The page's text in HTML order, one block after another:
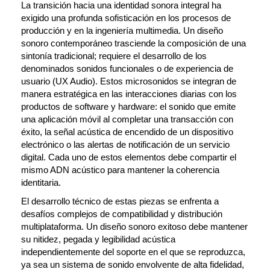
La transición hacia una identidad sonora integral ha
exigido una profunda sofisticación en los procesos de
producción y en la ingeniería multimedia. Un diseño
sonoro contemporáneo trasciende la composición de una
sintonía tradicional; requiere el desarrollo de los
denominados sonidos funcionales o de experiencia de
usuario (UX Audio). Estos microsonidos se integran de
manera estratégica en las interacciones diarias con los
productos de software y hardware: el sonido que emite
una aplicación móvil al completar una transacción con
éxito, la señal acústica de encendido de un dispositivo
electrónico o las alertas de notificación de un servicio
digital. Cada uno de estos elementos debe compartir el
mismo ADN acústico para mantener la coherencia
identitaria.
El desarrollo técnico de estas piezas se enfrenta a
desafíos complejos de compatibilidad y distribución
multiplataforma. Un diseño sonoro exitoso debe mantener
su nitidez, pegada y legibilidad acústica
independientemente del soporte en el que se reproduzca,
ya sea un sistema de sonido envolvente de alta fidelidad,